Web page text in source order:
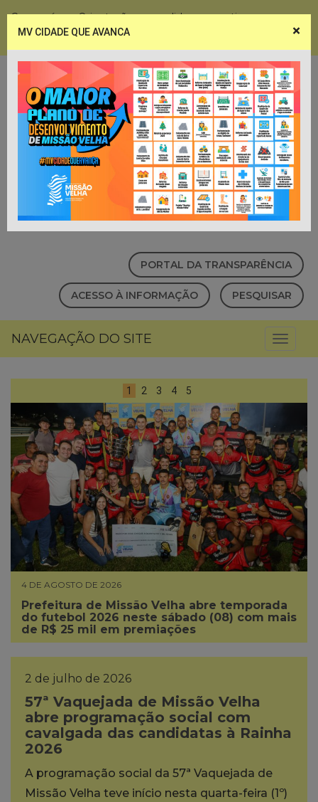
Coronavírus - Orientações e medidas preventivas
PORTAL DA TRANSPARÊNCIA
ACESSO À INFORMAÇÃO PESQUISAR
NAVEGAÇÃO DO SITE
1 2 3 4 5
4 DE AGOSTO DE 2026
Prefeitura de Missão Velha abre temporada
do futebol 2026 neste sábado (08) com mais
de R$ 25 mil em premiações
2 de julho de 2026
57ª Vaquejada de Missão Velha
abre programação social com
cavalgada das candidatas à Rainha
2026
A programação social da 57ª Vaquejada de
Missão Velha teve início nesta quarta-feira (1º)
×
MV CIDADE QUE AVANCA